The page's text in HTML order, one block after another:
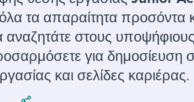
Workable customer stories
Workable customer stories
Workable customer stories
τα απαραίτητα προσόντα
αναζητάτε στους
για δημοσίευση
και σελίδες καριέρας.